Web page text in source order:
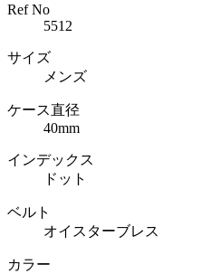
Ref No
5512
サイズ
メンズ
ケース直径
40mm
インデックス
ドット
ベルト
オイスターブレス
カラー